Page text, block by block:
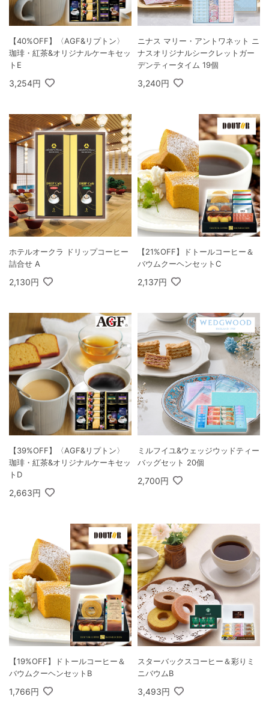
【40%OFF】〈AGF&リプトン〉
珈琲・紅茶&オリジナルケーキセッ
トE
3,254円
ニナス マリー・アントワネット ニ
ナスオリジナルシークレットガー
デンティータイム 19個
3,240円
ホテルオークラ ドリップコーヒー
詰合せ A
2,130円
【21%OFF】ドトールコーヒー＆
バウムクーヘンセットC
2,137円
【39%OFF】〈AGF&リプトン〉
珈琲・紅茶&オリジナルケーキセッ
トD
2,663円
ミルフイユ&ウェッジウッドティー
バッグセット 20個
2,700円
【19%OFF】ドトールコーヒー＆
バウムクーヘンセットB
1,766円
スターバックスコーヒー＆彩りミ
ニバウムB
3,493円